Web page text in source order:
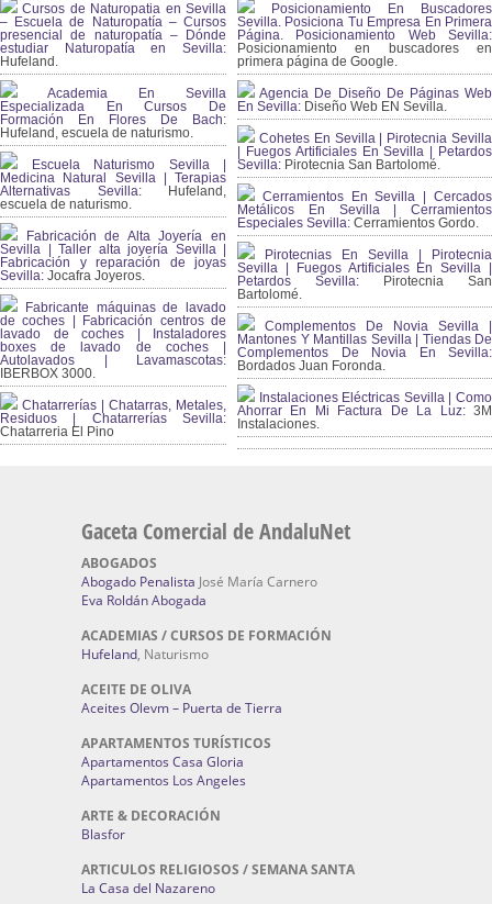
Cursos de Naturopatia en Sevilla
– Escuela de Naturopatía – Cursos
presencial de naturopatía – Dónde
estudiar Naturopatía en Sevilla:
Hufeland.
Academia En Sevilla
Especializada En Cursos De
Formación En Flores De Bach:
Hufeland, escuela de naturismo.
Escuela Naturismo Sevilla |
Medicina Natural Sevilla | Terapias
Alternativas Sevilla: Hufeland,
escuela de naturismo.
Fabricación de Alta Joyería en
Sevilla | Taller alta joyería Sevilla |
Fabricación y reparación de joyas
Sevilla: Jocafra Joyeros.
Fabricante máquinas de lavado
de coches | Fabricación centros de
lavado de coches | Instaladores
boxes de lavado de coches |
Autolavados | Lavamascotas:
IBERBOX 3000.
Chatarrerías | Chatarras, Metales,
Residuos | Chatarrerías Sevilla:
Chatarreria El Pino
Posicionamiento En Buscadores
Sevilla. Posiciona Tu Empresa En Primera
Página. Posicionamiento Web Sevilla:
Posicionamiento en buscadores en
primera página de Google.
Agencia De Diseño De Páginas Web
En Sevilla: Diseño Web EN Sevilla.
Cohetes En Sevilla | Pirotecnia Sevilla
| Fuegos Artificiales En Sevilla | Petardos
Sevilla: Pirotecnia San Bartolomé.
Cerramientos En Sevilla | Cercados
Metálicos En Sevilla | Cerramientos
Especiales Sevilla: Cerramientos Gordo.
Pirotecnias En Sevilla | Pirotecnia
Sevilla | Fuegos Artificiales En Sevilla |
Petardos Sevilla: Pirotecnia San
Bartolomé.
Complementos De Novia Sevilla |
Mantones Y Mantillas Sevilla | Tiendas De
Complementos De Novia En Sevilla:
Bordados Juan Foronda.
Instalaciones Eléctricas Sevilla | Como
Ahorrar En Mi Factura De La Luz:3M
Instalaciones.
Gaceta Comercial de AndaluNet
ABOGADOS
Abogado Penalista José María Carnero
Eva Roldán Abogada
ACADEMIAS / CURSOS DE FORMACIÓN
Hufeland, Naturismo
ACEITE DE OLIVA
Aceites Olevm – Puerta de Tierra
APARTAMENTOS TURÍSTICOS
Apartamentos Casa Gloria
Apartamentos Los Angeles
ARTE & DECORACIÓN
Blasfor
ARTICULOS RELIGIOSOS / SEMANA SANTA
La Casa del Nazareno